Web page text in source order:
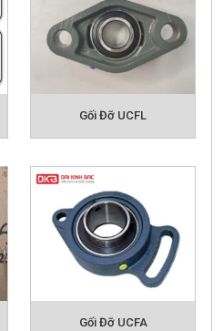
Gối Đỡ UCFL
Gối Đỡ UCFA